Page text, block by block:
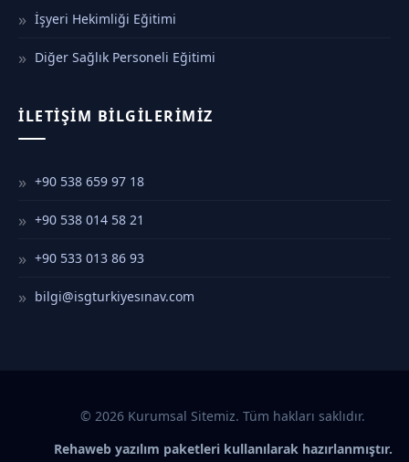
İşyeri Hekimliği Eğitimi
Diğer Sağlık Personeli Eğitimi
İLETIŞIM BILGILERIMIZ
+90 538 659 97 18
+90 538 014 58 21
+90 533 013 86 93
bilgi@isgturkiyesınav.com
© 2026 Kurumsal Sitemiz. Tüm hakları saklıdır.
Rehaweb yazılım paketleri kullanılarak hazırlanmıştır.